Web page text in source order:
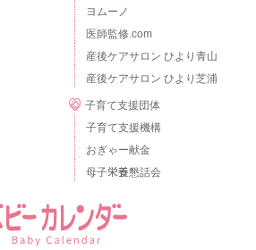
ヨムーノ
医師監修.com
産後ケアサロン ひより青山
産後ケアサロン ひより芝浦
子育て支援団体
子育て支援機構
おぎゃー献金
母子栄養懇話会